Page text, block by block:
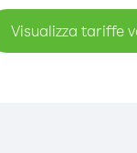
Visualizza tariffe